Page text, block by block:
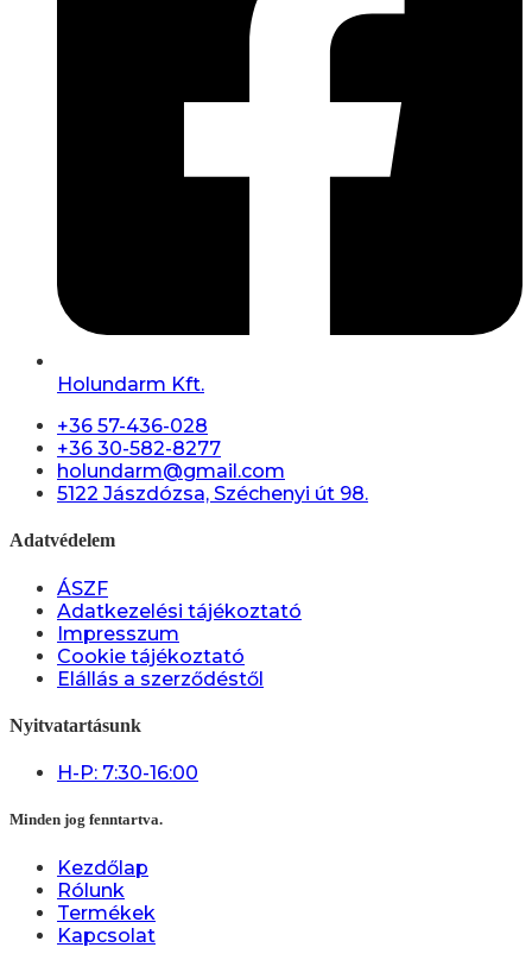
Holundarm Kft.
+36 57-436-028
+36 30-582-8277
holundarm@gmail.com
5122 Jászdózsa, Széchenyi út 98.
Adatvédelem
ÁSZF
Adatkezelési tájékoztató
Impresszum
Cookie tájékoztató
Elállás a szerződéstől
Nyitvatartásunk
H-P: 7:30-16:00
Minden jog fenntartva.
Kezdőlap
Rólunk
Termékek
Kapcsolat